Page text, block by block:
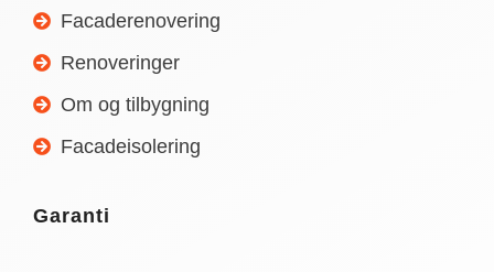
Facaderenovering
Renoveringer
Om og tilbygning
Facadeisolering
Garanti